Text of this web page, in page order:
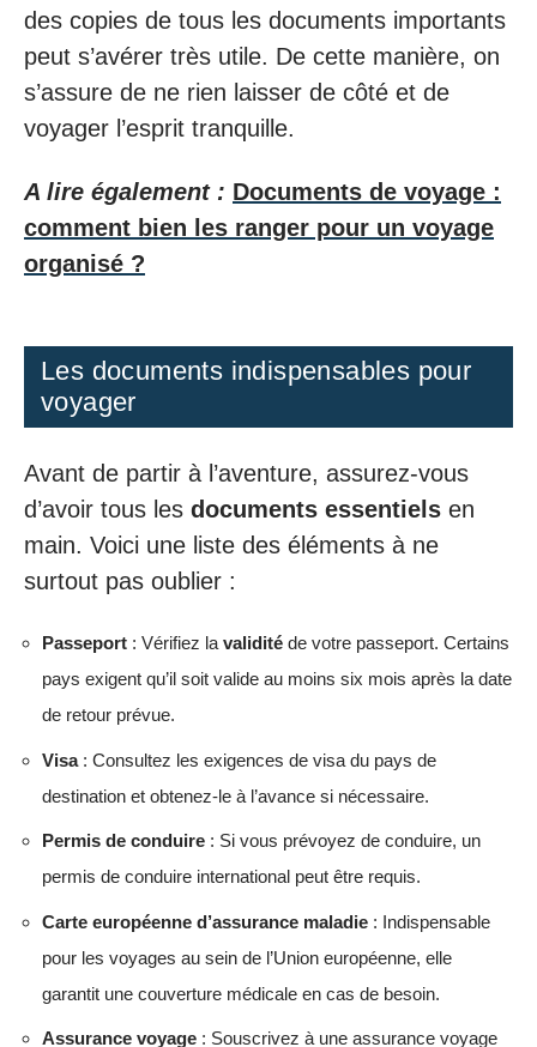
des copies de tous les documents importants
peut s’avérer très utile. De cette manière, on
s’assure de ne rien laisser de côté et de
voyager l’esprit tranquille.
A lire également : Documents de voyage :
comment bien les ranger pour un voyage
organisé ?
Les documents indispensables pour
voyager
Avant de partir à l’aventure, assurez-vous
d’avoir tous les documents essentiels en
main. Voici une liste des éléments à ne
surtout pas oublier :
Passeport : Vérifiez la validité de votre passeport. Certains
pays exigent qu’il soit valide au moins six mois après la date
de retour prévue.
Visa: Consultez les exigences de visa du pays de
destination et obtenez-le à l’avance si nécessaire.
Permis de conduire : Si vous prévoyez de conduire, un
permis de conduire international peut être requis.
Carte européenne d’assurance maladie : Indispensable
pour les voyages au sein de l’Union européenne, elle
garantit une couverture médicale en cas de besoin.
Assurance voyage : Souscrivez à une assurance voyage